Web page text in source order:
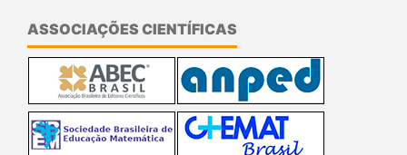
ASSOCIAÇÕES CIENTÍFICAS